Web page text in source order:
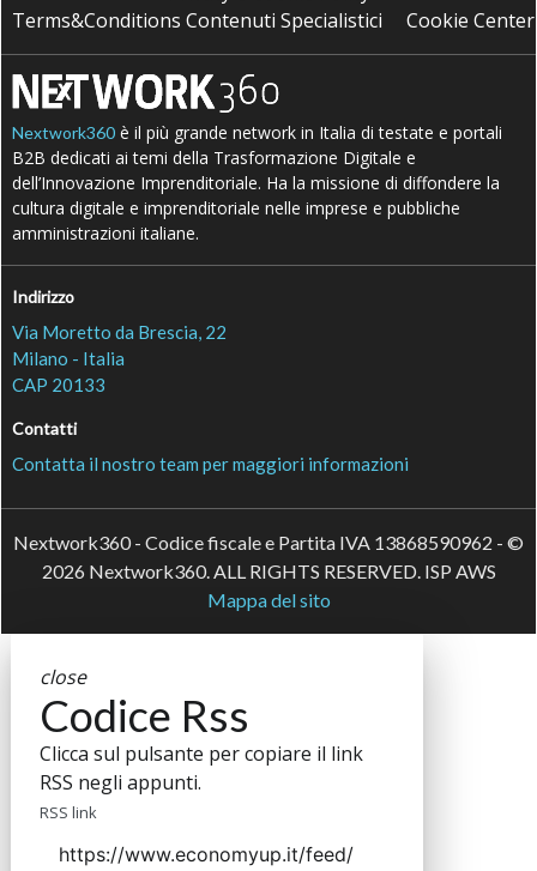
Terms&Conditions Contenuti Specialistici
Cookie Center
Nextwork360 è il più grande network in Italia di testate e portali
B2B dedicati ai temi della Trasformazione Digitale e
dell’Innovazione Imprenditoriale. Ha la missione di diffondere la
cultura digitale e imprenditoriale nelle imprese e pubbliche
amministrazioni italiane.
Indirizzo
Via Moretto da Brescia, 22
Milano - Italia
CAP 20133
Contatti
Contatta il nostro team per maggiori informazioni
Nextwork360 - Codice fiscale e Partita IVA 13868590962 - ©
2026 Nextwork360. ALL RIGHTS RESERVED. ISP AWS
Mappa del sito
close
Codice Rss
Clicca sul pulsante per copiare il link
RSS negli appunti.
RSS link